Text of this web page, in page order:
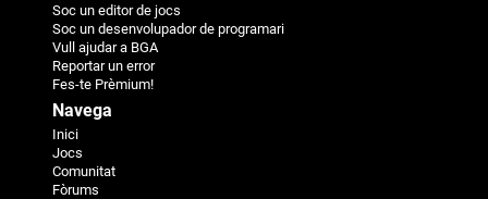
Soc un editor de jocs
Soc un desenvolupador de programari
Vull ajudar a BGA
Reportar un error
Fes-te Prèmium!
Navega
Inici
Jocs
Comunitat
Fòrums